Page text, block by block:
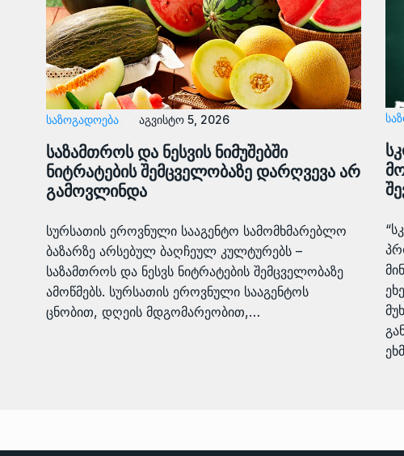
ᲡᲐᲖᲝᲒᲐᲓᲝᲔᲑᲐ აგვისტო 5, 2026
საზამთროს და ნესვის ნიმუშებში
ნიტრატების შემცველობაზე დარღვევა არ
გამოვლინდა
სურსათის ეროვნული სააგენტო სამომხმარებლო
ბაზარზე არსებულ ბაღჩეულ კულტურებს –
საზამთროს და ნესვს ნიტრატების შემცველობაზე
ამოწმებს. სურსათის ეროვნული სააგენტოს
ცნობით, დღეის მდგომარეობით,…